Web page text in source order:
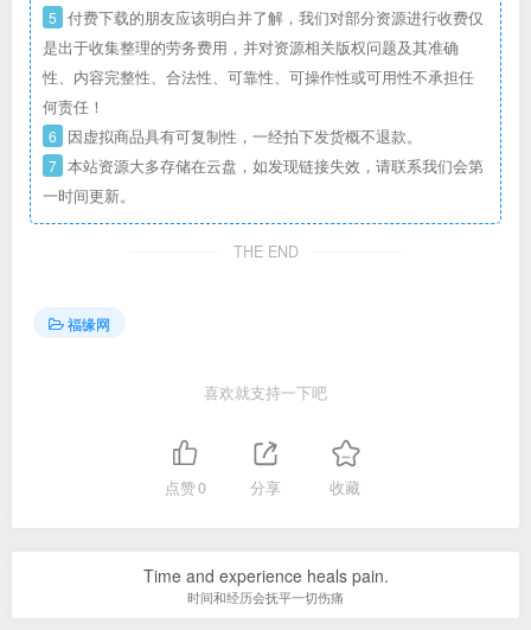
5 付费下载的朋友应该明白并了解，我们对部分资源进行收费仅
是出于收集整理的劳务费用，并对资源相关版权问题及其准确
性、内容完整性、合法性、可靠性、可操作性或可用性不承担任
何责任！
6 因虚拟商品具有可复制性，一经拍下发货概不退款。
7 本站资源大多存储在云盘，如发现链接失效，请联系我们会第
一时间更新。
THE END
福缘网
喜欢就支持一下吧
点赞0 分享 收藏
Time and experience heals pain.
时间和经历会抚平一切伤痛